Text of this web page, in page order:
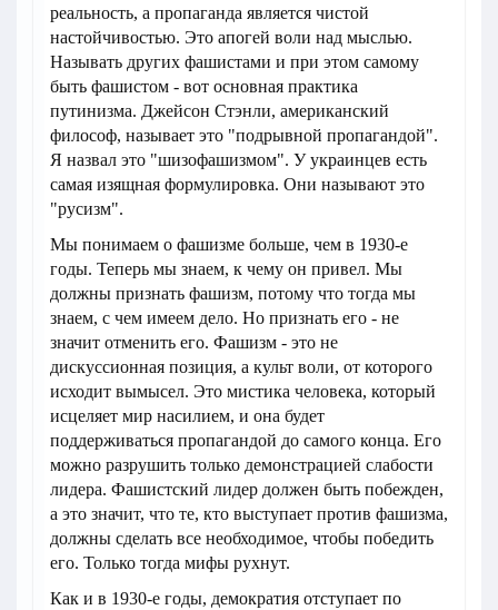
реальность, а пропаганда является чистой
настойчивостью. Это апогей воли над мыслью.
Называть других фашистами и при этом самому
быть фашистом - вот основная практика
путинизма. Джейсон Стэнли, американский
философ, называет это "подрывной пропагандой".
Я назвал это "шизофашизмом". У украинцев есть
самая изящная формулировка. Они называют это
"русизм".
Мы понимаем о фашизме больше, чем в 1930-е
годы. Теперь мы знаем, к чему он привел. Мы
должны признать фашизм, потому что тогда мы
знаем, с чем имеем дело. Но признать его - не
значит отменить его. Фашизм - это не
дискуссионная позиция, а культ воли, от которого
исходит вымысел. Это мистика человека, который
исцеляет мир насилием, и она будет
поддерживаться пропагандой до самого конца. Его
можно разрушить только демонстрацией слабости
лидера. Фашистский лидер должен быть побежден,
а это значит, что те, кто выступает против фашизма,
должны сделать все необходимое, чтобы победить
его. Только тогда мифы рухнут.
Как и в 1930-е годы, демократия отступает по